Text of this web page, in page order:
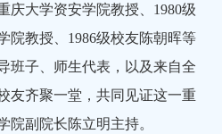
庆大学资安学院教授、1980级
院教授、1986级校友陈朝晖等
班子、师生代表，以及来自全
友齐聚一堂，共同见证这一重
副院长陈立明主持。